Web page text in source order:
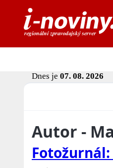
Dnes je 07. 08. 2026
Autor -